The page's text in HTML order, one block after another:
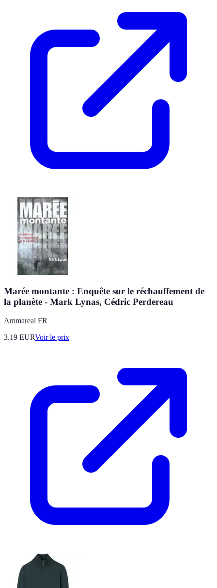
Marée montante : Enquête sur le réchauffement de
la planète - Mark Lynas, Cédric Perdereau
Ammareal FR
3.19 EURVoir le prix